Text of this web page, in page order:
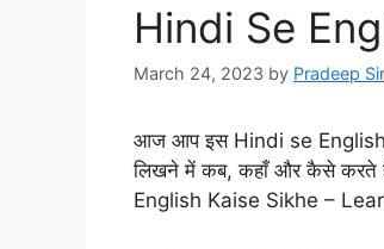
Hindi Se
March 24, 2023 by Pradeep Sir
आज आप इस Hindi se English
लिखने में कब, कहाँ और कैसे करते
English Kaise Sikhe –